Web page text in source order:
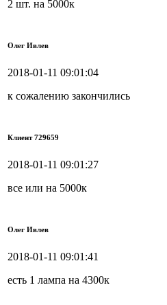
2 шт. на 5000к
Олег Ивлев
2018-01-11 09:01:04
к сожалению закончились
Клиент 729659
2018-01-11 09:01:27
все или на 5000к
Олег Ивлев
2018-01-11 09:01:41
есть 1 лампа на 4300к